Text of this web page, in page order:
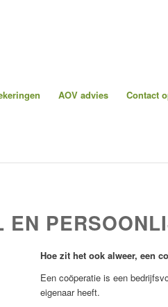
AOV advies Contact
Hoe zit het ook alweer, een
Een coöperatie is een
eigenaar heeft.